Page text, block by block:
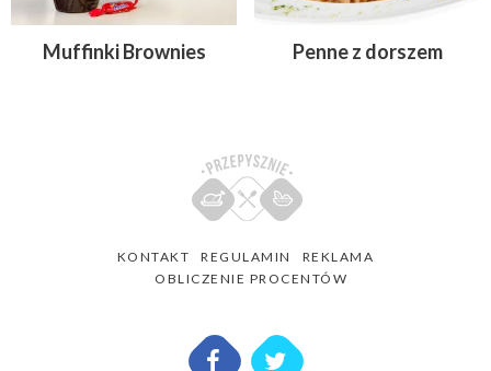
Muffinki Brownies Penne z dorszem
KONTAKT REGULAMIN
REKLAMA
OBLICZENIE PROCENTÓW